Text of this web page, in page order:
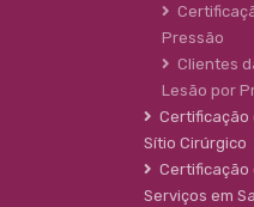
Pressão
Clientes
Lesão por
Certificação
Sítio Cirúrgico
Certificação
Serviços em